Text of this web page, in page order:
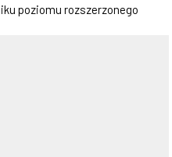
poziomu rozszerzonego